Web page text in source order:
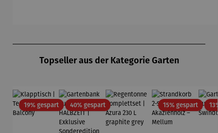
Topseller aus der Kategorie Garten
19% gespartRabatt40% gespartRabatt 15% gespartRabatt